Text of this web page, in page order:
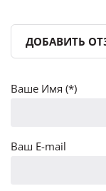
ДОБАВИТЬ
Ваше Имя (*)
Ваш E-mail